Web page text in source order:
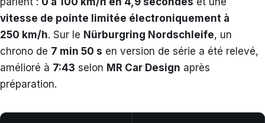
vitesse de pointe limitée électroniquement à
250 km/h. Sur le Nürburgring Nordschleife, un
chrono de 7 min 50 s en version de série a été relevé,
amélioré à 7:43 selon MR Car Design après
préparation.